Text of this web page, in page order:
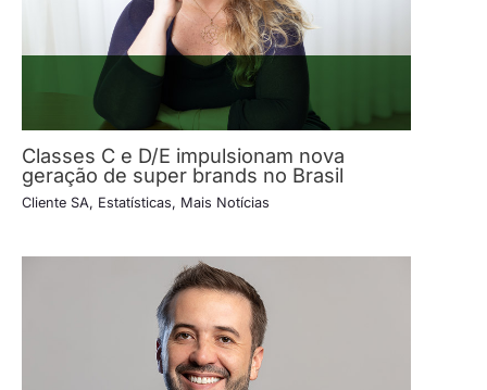
Classes C e D/E impulsionam nova
geração de super brands no Brasil
Cliente SA, Estatísticas, Mais Notícias